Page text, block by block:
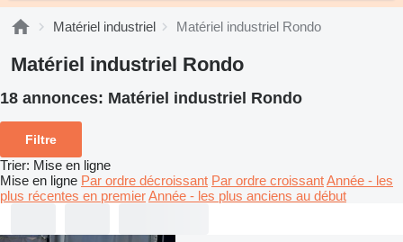
Matériel industriel Matériel industriel Rondo
Matériel industriel Rondo
18 annonces: Matériel industriel Rondo
Filtre
Trier: Mise en ligne
Mise en ligne Par ordre décroissant Par ordre croissantAnnée - les
plus récentes en premierAnnée - les plus anciens au début